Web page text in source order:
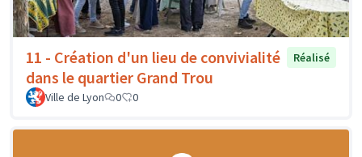
11 - Création d'un lieu de convivialité
dans le quartier Grand Trou
Réalisé
Ville de Lyon 0 0